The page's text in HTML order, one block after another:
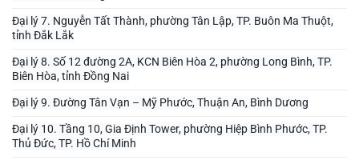
Đại lý 7. Nguyễn Tất Thành, phường Tân Lập, TP. Buôn Ma Thuột,
tỉnh Đắk Lắk
Đại lý 8. Số 12 đường 2A, KCN Biên Hòa 2, phường Long Bình, TP.
Biên Hòa, tỉnh Đồng Nai
Đại lý 9. Đường Tân Vạn – Mỹ Phước, Thuận An, Bình Dương
Đại lý 10. Tầng 10, Gia Định Tower, phường Hiệp Bình Phước, TP.
Thủ Đức, TP. Hồ Chí Minh